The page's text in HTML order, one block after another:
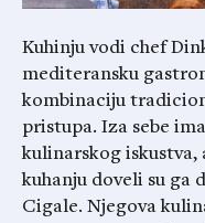
Kuhinju vodi chef
mediteransku
kombinaciju
pristupa. Iza sebe
kulinarskog
kuhanju doveli su ga
Cigale. Njegova